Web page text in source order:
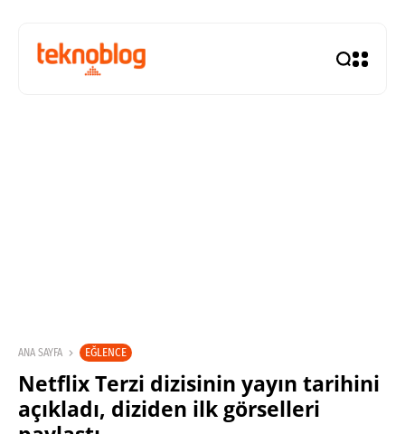
ANA SAYFA EĞLENCE
Netflix Terzi dizisinin yayın tarihini
açıkladı, diziden ilk görselleri